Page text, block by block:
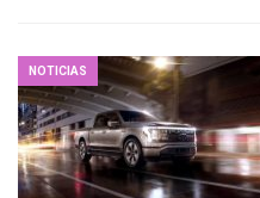
NOTICIAS